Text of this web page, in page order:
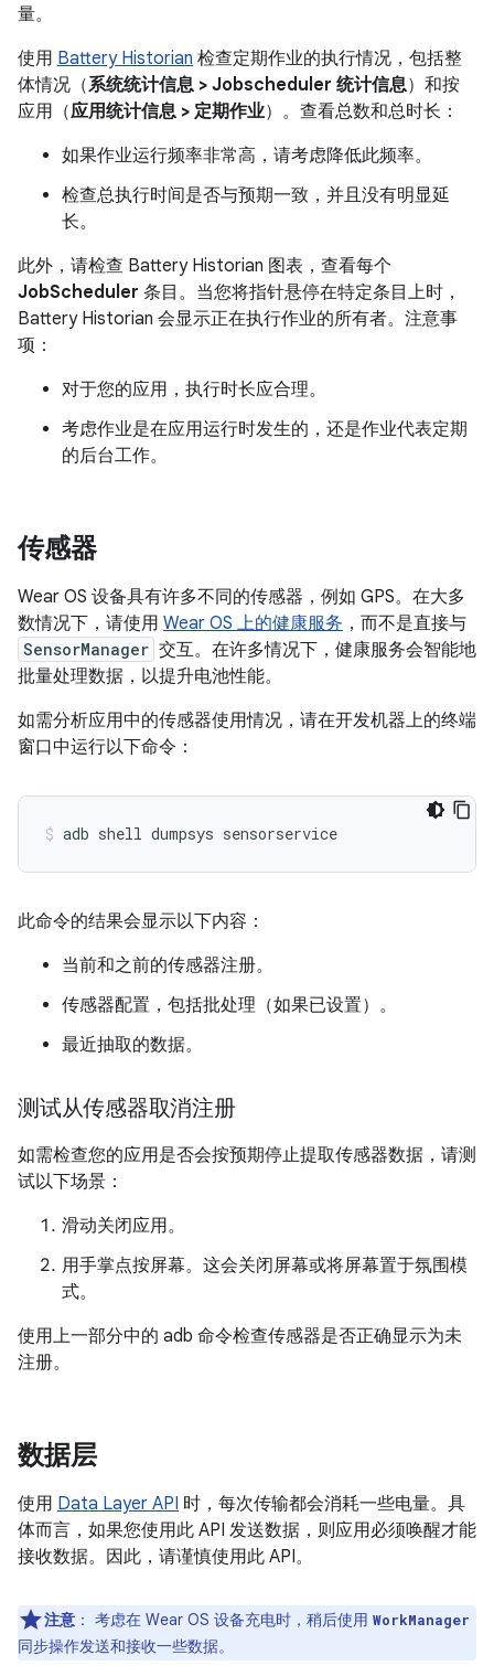
量。
使用 Battery Historian 检查定期作业的执行情况，包括整
体情况（系统统计信息 > Jobscheduler 统计信息）和按
应用（应用统计信息 > 定期作业）。查看总数和总时长：
如果作业运行频率非常高，请考虑降低此频率。
检查总执行时间是否与预期一致，并且没有明显延
长。
此外，请检查 Battery Historian 图表，查看每个
JobScheduler 条目。当您将指针悬停在特定条目上时，
Battery Historian 会显示正在执行作业的所有者。注意事
项：
对于您的应用，执行时长应合理。
考虑作业是在应用运行时发生的，还是作业代表定期
的后台工作。
传感器
Wear OS 设备具有许多不同的传感器，例如 GPS。在大多
数情况下，请使用 Wear OS 上的健康服务 ，而不是直接与
SensorManager 交互。在许多情况下，健康服务会智能地
批量处理数据，以提升电池性能。
如需分析应用中的传感器使用情况，请在开发机器上的终端
窗口中运行以下命令：
adb shell dumpsys
此命令的结果会显示以下内容：
当前和之前的传感器注册。
传感器配置，包括批处理（如果已设置）。
最近抽取的数据。
测试从传感器取消注册
如需检查您的应用是否会按预期停止提取传感器数据，请测
试以下场景：
滑动关闭应用。
用手掌点按屏幕。这会关闭屏幕或将屏幕置于氛围模
式。
使用上一部分中的 adb 命令检查传感器是否正确显示为未
注册。
数据层
使用 Data Layer API 时，每次传输都会消耗一些电量。具
体而言，如果您使用此 API 发送数据，则应用必须唤醒才能
接收数据。因此，请谨慎使用此 API。
注意 ： 考虑在 Wear OS 设备充电时，稍后使用 WorkManager
同步操作发送和接收一些数据。